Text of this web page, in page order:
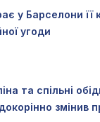
у Барселони її
угоди
та спільні
змінив